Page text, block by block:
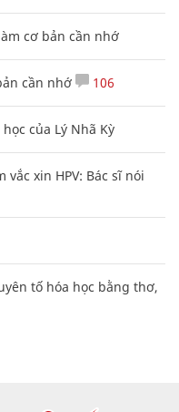
cơ bản cần nhớ
cần nhớ 106
của Lý Nhã Kỳ
xin HPV: Bác sĩ nói
tố hóa học bằng thơ,